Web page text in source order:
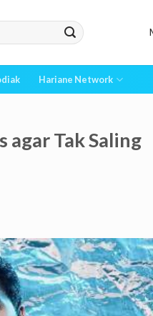
Hariane Network
agar Tak Saling